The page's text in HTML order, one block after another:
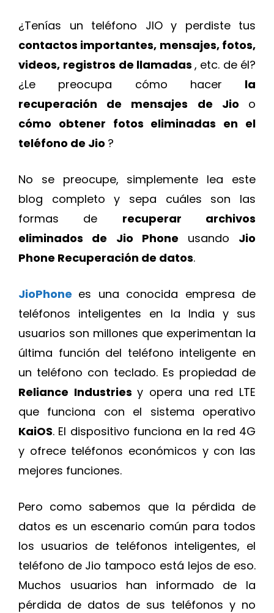
¿Tenías un teléfono JIO y perdiste tus
contactos importantes, mensajes, fotos,
videos, registros de llamadas, etc. de él?
¿Le preocupa cómo hacer la
recuperación de mensajes de Jio o
cómo obtener fotos eliminadas en el
teléfono de Jio ?
No se preocupe, simplemente lea este
blog completo y sepa cuáles son las
formas de recuperar archivos
eliminados de Jio Phone usando Jio
Phone Recuperación de datos.
JioPhone es una conocida empresa de
teléfonos inteligentes en la India y sus
usuarios son millones que experimentan la
última función del teléfono inteligente en
un teléfono con teclado. Es propiedad de
Reliance Industriesy opera una red LTE
que funciona con el sistema operativo
KaiOS. El dispositivo funciona en la red 4G
y ofrece teléfonos económicos y con las
mejores funciones.
Pero como sabemos que la pérdida de
datos es un escenario común para todos
los usuarios de teléfonos inteligentes, el
teléfono de Jio tampoco está lejos de eso.
Muchos usuarios han informado de la
pérdida de datos de sus teléfonos y no